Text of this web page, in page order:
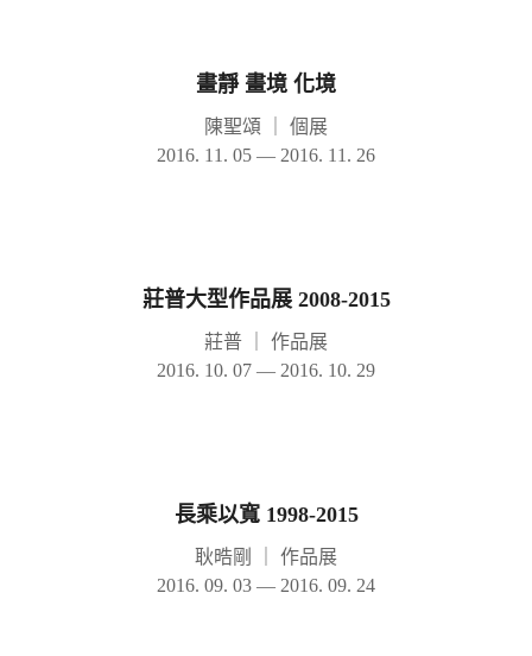
畫靜 畫境 化境
陳聖頌
個展
2016. 11. 05 — 2016. 11. 26
莊普大型作品展 2008-2015
莊普
作品展
2016. 10. 07 — 2016. 10. 29
長乘以寬 1998-2015
耿晧剛
作品展
2016. 09. 03 — 2016. 09. 24